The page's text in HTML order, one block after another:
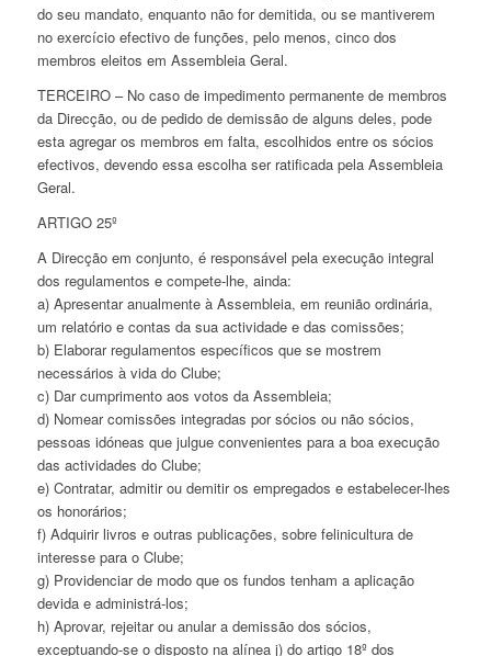
do seu mandato, enquanto não for demitida, ou se mantiverem
no exercício efectivo de funções, pelo menos, cinco dos
membros eleitos em Assembleia Geral.
TERCEIRO – No caso de impedimento permanente de membros
da Direcção, ou de pedido de demissão de alguns deles, pode
esta agregar os membros em falta, escolhidos entre os sócios
efectivos, devendo essa escolha ser ratificada pela Assembleia
Geral.
ARTIGO 25º
A Direcção em conjunto, é responsável pela execução integral
dos regulamentos e compete-lhe, ainda:
a) Apresentar anualmente à Assembleia, em reunião ordinária,
um relatório e contas da sua actividade e das comissões;
b) Elaborar regulamentos específicos que se mostrem
necessários à vida do Clube;
c) Dar cumprimento aos votos da Assembleia;
d) Nomear comissões integradas por sócios ou não sócios,
pessoas idóneas que julgue convenientes para a boa execução
das actividades do Clube;
e) Contratar, admitir ou demitir os empregados e estabelecer-lhes
os honorários;
f) Adquirir livros e outras publicações, sobre felinicultura de
interesse para o Clube;
g) Providenciar de modo que os fundos tenham a aplicação
devida e administrá-los;
h) Aprovar, rejeitar ou anular a demissão dos sócios,
exceptuando-se o disposto na alínea j) do artigo 18º dos